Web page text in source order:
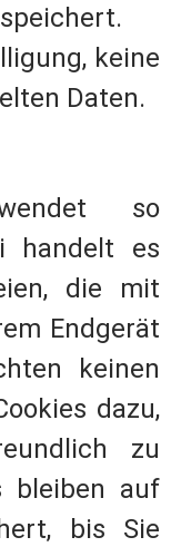
keine
Daten.
so
handelt es
die mit
Endgerät
keinen
dazu,
zu
bleiben auf
bis Sie